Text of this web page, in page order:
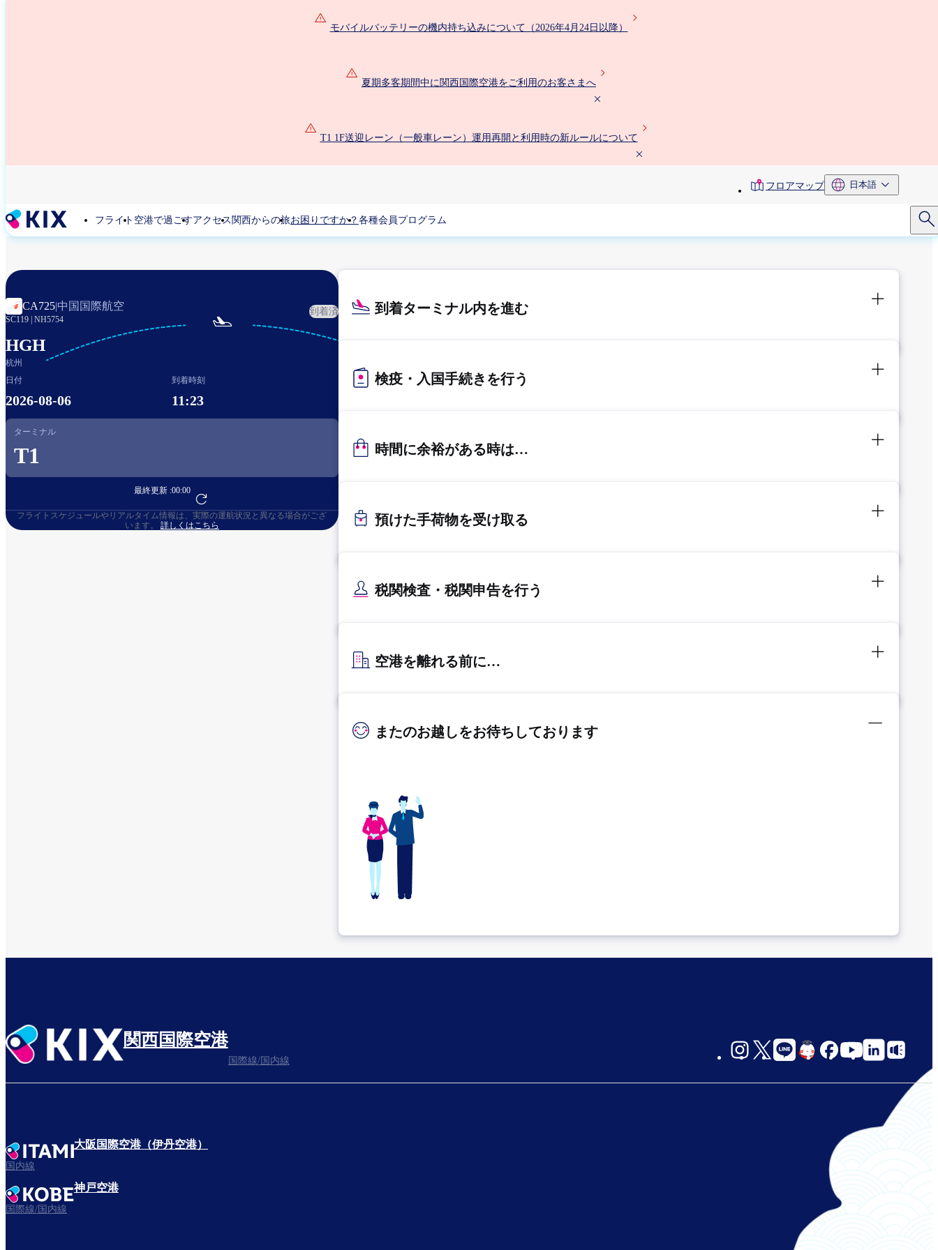
モバイルバッテリーの機内持ち込みについて（2026年4月24日以降）
夏期多客期間中に関西国際空港をご利用のお客さまへ
T1 1F送迎レーン（一般車レーン）運用再開と利用時の新ルールについて
toolbarフロアマップ 日本語
フライト 空港で過ごすアクセス 関西からの旅お困りですか？ 各種会員プログラム
CA725|中国国際航空
SC119 NH5754
到着済
HGH
杭州

日付
2026-08-06
到着時刻
11:23
ターミナル
T1
最終更新 :00:00
フライト予約へ
フライトスケジュールやリアルタイム情報は、実際の運航状況と異なる場合がござ
います。 詳しくはこちら
到着ターミナル内を進む
検疫・入国手続きを行う
時間に余裕がある時は…
預けた手荷物を受け取る
税関検査・税関申告を行う
空港を離れる前に…
またのお越しをお待ちしております
関西国際空港
国際線/国内線
大阪国際空港（伊丹空港）
国内線
神戸空港
国際線/国内線
social-
jp-